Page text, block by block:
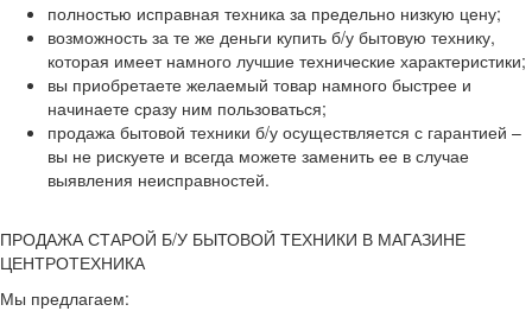
полностью исправная техника за предельно низкую цену;
возможность за те же деньги купить б/у бытовую технику,
которая имеет намного лучшие технические характеристики;
вы приобретаете желаемый товар намного быстрее и
начинаете сразу ним пользоваться;
продажа бытовой техники б/у осуществляется с гарантией –
вы не рискуете и всегда можете заменить ее в случае
выявления неисправностей.
ПРОДАЖА СТАРОЙ Б/У БЫТОВОЙ ТЕХНИКИ В МАГАЗИНЕ
ЦЕНТРОТЕХНИКА
Мы предлагаем: